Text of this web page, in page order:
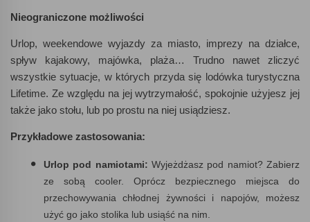
Nieograniczone możliwości
Urlop, weekendowe wyjazdy za miasto, imprezy na działce,
spływ kajakowy, majówka, plaża… Trudno nawet zliczyć
wszystkie sytuacje, w których przyda się lodówka turystyczna
Lifetime. Ze względu na jej wytrzymałość, spokojnie użyjesz jej
także jako stołu, lub po prostu na niej usiądziesz.
Przykładowe zastosowania:
Urlop pod namiotami: Wyjeżdżasz pod namiot? Zabierz
ze sobą cooler. Oprócz bezpiecznego miejsca do
przechowywania chłodnej żywności i napojów, możesz
użyć go jako stolika lub usiąść na nim.